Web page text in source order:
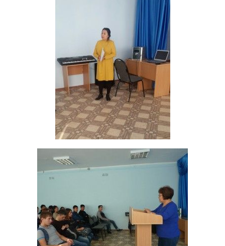
Студенческий совет
Студенческое научное общество
Социальная поддержка студентов
Центр содействия трудоустройству выпускников
График учебного процесса
Электронное обучение и дистанционные
Демонстрационный экзамен
Родителям
Памятка обучающимся
КФ РГУ СоцТех